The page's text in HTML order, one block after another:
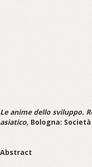
Le anime dello sviluppo.
asiatico, Bologna:
Abstract